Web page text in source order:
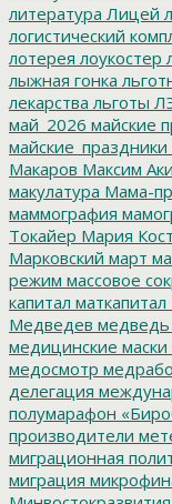
литература Лицей
логистический
лотерея лоукостер
лыжная гонка
лекарства льготы
май_2026 майские
Макаров Максим
макулатура Мама-
маммография
Токайер Мария
Марковский март
режим массовое
капитал маткапитал
Медведев медведь
медицинские маски
медосмотр
делегация
полумарафон
производители
миграционная
миграция